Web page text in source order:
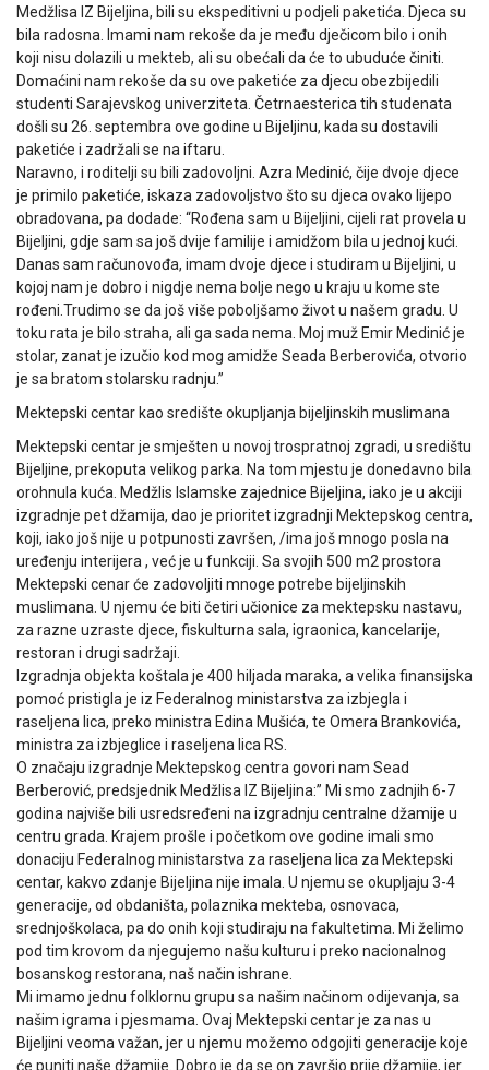
Medžlisa IZ Bijeljina, bili su ekspeditivni u podjeli paketića. Djeca su
bila radosna. Imami nam rekoše da je među dječicom bilo i onih
koji nisu dolazili u mekteb, ali su obećali da će to ubuduće činiti.
Domaćini nam rekoše da su ove paketiće za djecu obezbijedili
studenti Sarajevskog univerziteta. Četrnaesterica tih studenata
došli su 26. septembra ove godine u Bijeljinu, kada su dostavili
paketiće i zadržali se na iftaru.
Naravno, i roditelji su bili zadovoljni. Azra Medinić, čije dvoje djece
je primilo paketiće, iskaza zadovoljstvo što su djeca ovako lijepo
obradovana, pa dodade: “Rođena sam u Bijeljini, cijeli rat provela u
Bijeljini, gdje sam sa još dvije familije i amidžom bila u jednoj kući.
Danas sam računovođa, imam dvoje djece i studiram u Bijeljini, u
kojoj nam je dobro i nigdje nema bolje nego u kraju u kome ste
rođeni.Trudimo se da još više poboljšamo život u našem gradu. U
toku rata je bilo straha, ali ga sada nema. Moj muž Emir Medinić je
stolar, zanat je izučio kod mog amidže Seada Berberovića, otvorio
je sa bratom stolarsku radnju.”
Mektepski centar kao središte okupljanja bijeljinskih muslimana
Mektepski centar je smješten u novoj trospratnoj zgradi, u središtu
Bijeljine, prekoputa velikog parka. Na tom mjestu je donedavno bila
orohnula kuća. Medžlis Islamske zajednice Bijeljina, iako je u akciji
izgradnje pet džamija, dao je prioritet izgradnji Mektepskog centra,
koji, iako još nije u potpunosti završen, /ima još mnogo posla na
uređenju interijera , već je u funkciji. Sa svojih 500 m2 prostora
Mektepski cenar će zadovoljiti mnoge potrebe bijeljinskih
muslimana. U njemu će biti četiri učionice za mektepsku nastavu,
za razne uzraste djece, fiskulturna sala, igraonica, kancelarije,
restoran i drugi sadržaji.
Izgradnja objekta koštala je 400 hiljada maraka, a velika finansijska
pomoć pristigla je iz Federalnog ministarstva za izbjegla i
raseljena lica, preko ministra Edina Mušića, te Omera Brankovića,
ministra za izbjeglice i raseljena lica RS.
O značaju izgradnje Mektepskog centra govori nam Sead
Berberović, predsjednik Medžlisa IZ Bijeljina:” Mi smo zadnjih 6-7
godina najviše bili usredsređeni na izgradnju centralne džamije u
centru grada. Krajem prošle i početkom ove godine imali smo
donaciju Federalnog ministarstva za raseljena lica za Mektepski
centar, kakvo zdanje Bijeljina nije imala. U njemu se okupljaju 3-4
generacije, od obdaništa, polaznika mekteba, osnovaca,
srednjoškolaca, pa do onih koji studiraju na fakultetima. Mi želimo
pod tim krovom da njegujemo našu kulturu i preko nacionalnog
bosanskog restorana, naš način ishrane.
Mi imamo jednu folklornu grupu sa našim načinom odijevanja, sa
našim igrama i pjesmama. Ovaj Mektepski centar je za nas u
Bijeljini veoma važan, jer u njemu možemo odgojiti generacije koje
će puniti naše džamije. Dobro je da se on završio prije džamije, jer